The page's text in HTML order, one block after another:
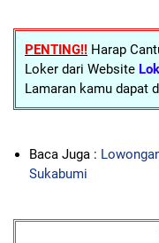
PENTING!! Harap
Loker dari Website
Lamaran kamu dapat
Baca Juga :
Sukabumi